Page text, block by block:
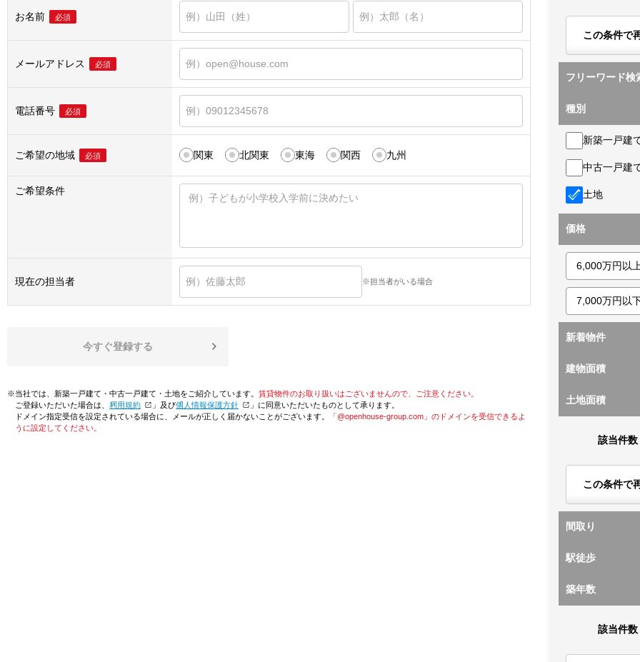
お名前 必須
メールアドレス 必須
電話番号 必須
ご希望の地域 必須 関東 北関東 東海 関西 九州
ご希望条件
現在の担当者 ※担当者がいる場合
今すぐ登録する
※当社では、新築一戸建て・中古一戸建て・土地をご紹介しています。 賃貸物件のお取り扱いはございませんので、ご注意ください。
ご登録いただいた場合は、「利用規約 」及び「個人情報保護方針
」に同意いただいたものとして承ります。
ドメイン指定受信を設定されている場合に、メールが正しく届かないことがございます。
「@openhouse-group.com」のドメインを受信できるよ
うに設定してください。
この条件で
フリーワード検
種別
新築一戸建
中古一戸建
土地
価格
新着物件
建物面積
土地面積
該当件数
この条件で
間取り
駅徒歩
築年数
該当件数